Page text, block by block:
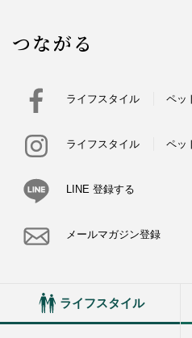
つながる
ライフスタイル ペッ
ライフスタイル ペッ
LINE 登録する
メールマガジン登録
ライフスタイル